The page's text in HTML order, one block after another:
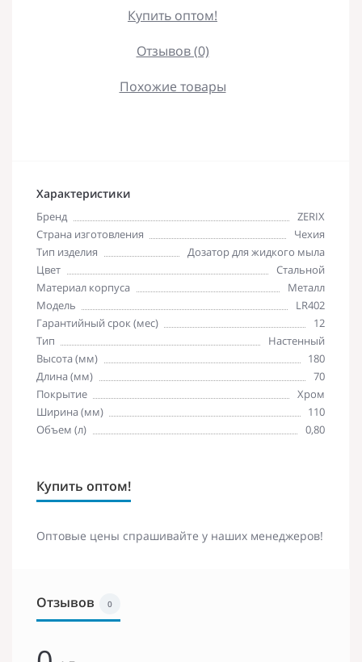
Купить оптом!
Отзывов (0)
Похожие товары
Характеристики
Бренд
ZERIX
Страна изготовления
Чехия
Тип изделия
Дозатор для жидкого мыла
Цвет
Стальной
Материал корпуса
Металл
Модель
LR402
Гарантийный срок (мес)
12
Тип
Настенный
Высота (мм)
180
Длина (мм)
70
Покрытие
Хром
Ширина (мм)
110
Объем (л)
0,80
Купить оптом!
Оптовые цены спрашивайте у наших менеджеров!
Отзывов 0